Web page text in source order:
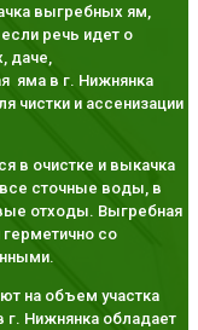
выгребных ям,
речь идет о
даче,
яма в г. Нижнянка
чистки и ассенизации
в очистке и выкачка
все сточные воды, в
отходы. Выгребная
со
на объем участка
Нижнянка обладает